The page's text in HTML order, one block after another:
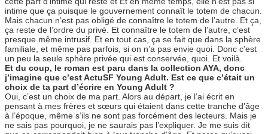
intime que ça puisque le gouvernement connaît le totem de chacun.
Mais chacun n’est pas obligé de connaître le totem de l’autre. Et ça,
ça reste de l’ordre du privé. Et connaître le totem de l’autre, c’est
presque même intrusif. Et en tout cas, ça se fait que dans la sphère
familiale, et même pas parfois, si on n’a pas envie quoi. Donc c’est
un peu la seule sphère privée qui est conservée, quoi. Et voilà.
Et du coup, le roman est paru dans la collection AYA, donc
j’imagine que c’est ActuSF Young Adult. Est ce que c’était un
choix de ta part d’écrire en Young Adult ?
Oui, c’est un choix de ma part. Alors au départ, je l’ai écrit en
pensant à mes frères et sœurs qui étaient dans cette tranche d’âge
à l’époque, même s’ils ne sont pas forcément des lecteurs. Mais je
ne sais pas pourquoi, je ne saurais pas l’expliquer. Je me suis dit